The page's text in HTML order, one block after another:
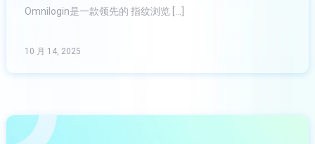
10 月 14, 2025
Omnilogin是一款领先的 指纹浏览 […]